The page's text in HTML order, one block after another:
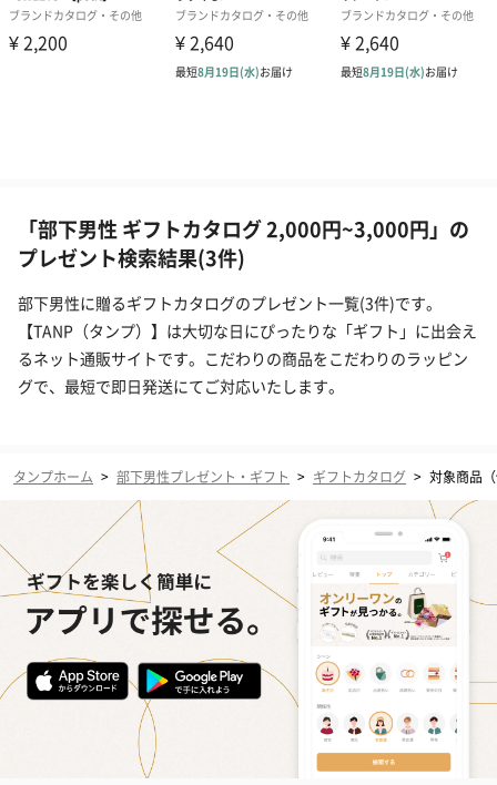
「部下男性 ギフトカタログ 2,000円~3,000円」の
プレゼント検索結果(3件)
部下男性に贈るギフトカタログのプレゼント一覧(3件)です。
【TANP（タンプ）】は大切な日にぴったりな「ギフト」に出会え
るネット通販サイトです。こだわりの商品をこだわりのラッピン
グで、最短で即日発送にてご対応いたします。
タンプホーム > 部下男性プレゼント・ギフト > ギフトカタログ > 対象商品